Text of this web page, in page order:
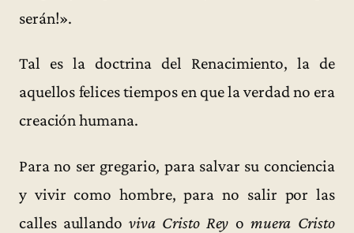
serán!».
Tal es la doctrina del Renacimiento, la de
aquellos felices tiempos en que la verdad no era
creación humana.
Para no ser gregario, para salvar su conciencia
y vivir como hombre, para no salir por las
calles aullandoviva Cristo Rey o muera Cristo